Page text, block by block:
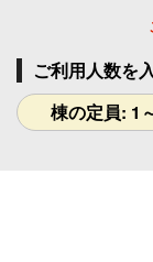
金沢町家 祝（Iwai）
キッチン・バス・トイ
定員
金沢町家 桜（
風呂・Wi-Fi・キッチ
ご利用人数を
棟の定員: 1